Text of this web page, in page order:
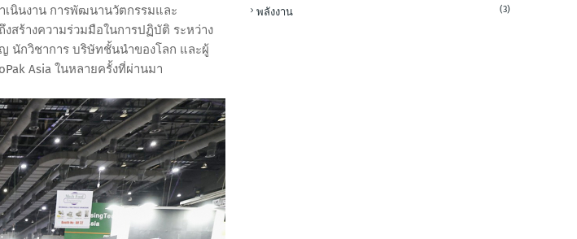
เนินงาน การพัฒนานวัตกรรมและ
สร้างความร่วมมือในการปฏิบัติ ระหว่าง
นักวิชาการ บริษัทชั้นนำของโลก และผู้
Asia ในหลายครั้งที่ผ่านมา
พลังงาน (3)